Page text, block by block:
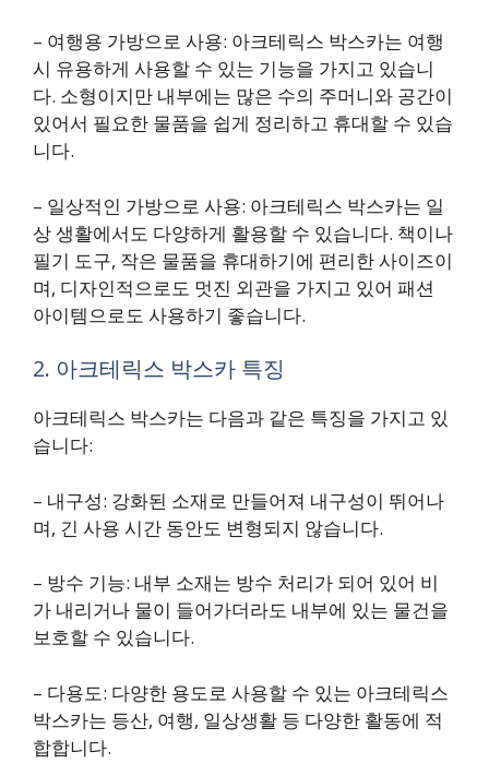
– 여행용 가방으로 사용: 아크테릭스 박스카는 여행
시 유용하게 사용할 수 있는 기능을 가지고 있습니
다. 소형이지만 내부에는 많은 수의 주머니와 공간이
있어서 필요한 물품을 쉽게 정리하고 휴대할 수 있습
니다.
– 일상적인 가방으로 사용: 아크테릭스 박스카는 일
상 생활에서도 다양하게 활용할 수 있습니다. 책이나
필기 도구, 작은 물품을 휴대하기에 편리한 사이즈이
며, 디자인적으로도 멋진 외관을 가지고 있어 패션
아이템으로도 사용하기 좋습니다.
2. 아크테릭스 박스카 특징
아크테릭스 박스카는 다음과 같은 특징을 가지고 있
습니다:
– 내구성: 강화된 소재로 만들어져 내구성이 뛰어나
며, 긴 사용 시간 동안도 변형되지 않습니다.
– 방수 기능: 내부 소재는 방수 처리가 되어 있어 비
가 내리거나 물이 들어가더라도 내부에 있는 물건을
보호할 수 있습니다.
– 다용도: 다양한 용도로 사용할 수 있는 아크테릭스
박스카는 등산, 여행, 일상생활 등 다양한 활동에 적
합합니다.